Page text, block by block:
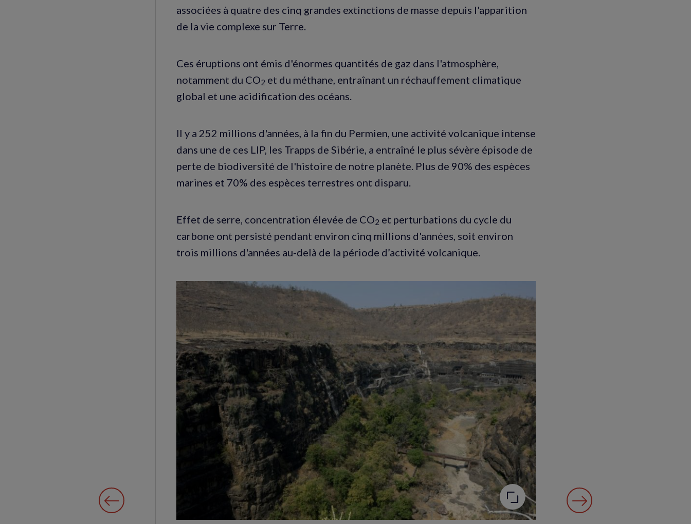
associées à quatre des cinq grandes extinctions de masse depuis l'apparition
de la vie complexe sur Terre.
Ces éruptions ont émis d'énormes quantités de gaz dans l'atmosphère,
notamment du CO2 et du méthane, entraînant un réchauffement climatique
global et une acidification des océans.
Il y a 252 millions d'années, à la fin du Permien, une activité volcanique intense
dans une de ces LIP, les Trapps de Sibérie, a entraîné le plus sévère épisode de
perte de biodiversité de l'histoire de notre planète. Plus de 90% des espèces
marines et 70% des espèces terrestres ont disparu.
Effet de serre, concentration élevée de CO2 et perturbations du cycle du
carbone ont persisté pendant environ cinq millions d'années, soit environ
trois millions d'années au-delà de la période d’activité volcanique.
Agrandir
l'image